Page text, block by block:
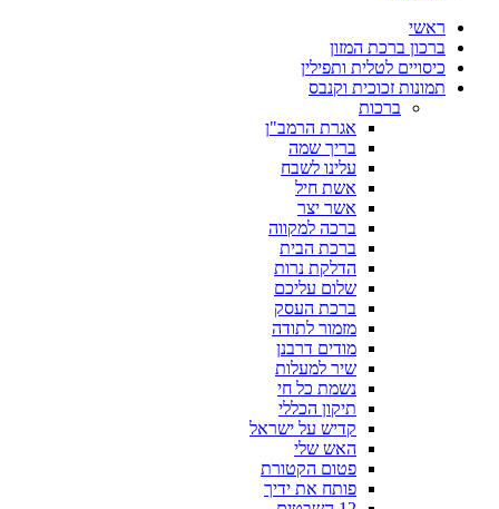
ראשי
ברכון ברכת המזון
כיסויים לטלית ותפילין
תמונות זכוכית וקנבס
ברכות
אגרת הרמב"ן
בריך שמה
עלינו לשבח
אשת חיל
אשר יצר
ברכה למקווה
ברכת הבית
הדלקת נרות
שלום עליכם
ברכת העסק
מזמור לתודה
מודים דרבנן
שיר למעלות
נשמת כל חי
תיקון הכללי
קדיש על ישראל
האש שלי
פטום הקטורת
פותח את ידיך